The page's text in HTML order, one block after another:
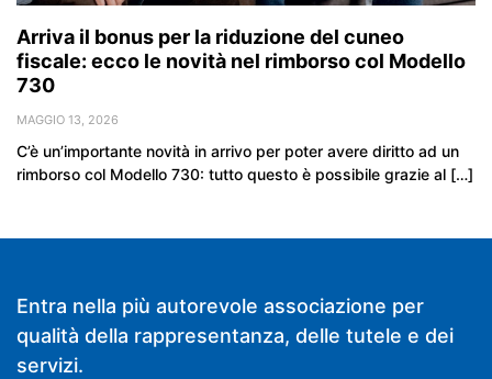
Arriva il bonus per la riduzione del cuneo
fiscale: ecco le novità nel rimborso col Modello
730
MAGGIO 13, 2026
C’è un’importante novità in arrivo per poter avere diritto ad un
rimborso col Modello 730: tutto questo è possibile grazie al […]
Entra nella più autorevole associazione per
qualità della rappresentanza, delle tutele e dei
servizi.